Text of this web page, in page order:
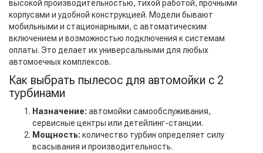
высокой производительностью, тихой работой, прочными
корпусами и удобной конструкцией. Модели бывают
мобильными и стационарными, с автоматическим
включением и возможностью подключения к системам
оплаты. Это делает их универсальными для любых
автомоечных комплексов.
Как выбрать пылесос для автомойки с 2
турбинами
Назначение: автомойки самообслуживания,
сервисные центры или детейлинг-станции.
Мощность: количество турбин определяет силу
всасывания и производительность.